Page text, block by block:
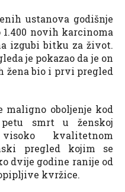
ustanova godišnje
1.400 novih karcinoma
izgubi bitku za život.
je pokazao da je on
žena bio i prvi pregled
maligno oboljenje kod
smrt u ženskoj
kvalitetnom
pregled kojim se
dvije godine ranije od
kvržice.